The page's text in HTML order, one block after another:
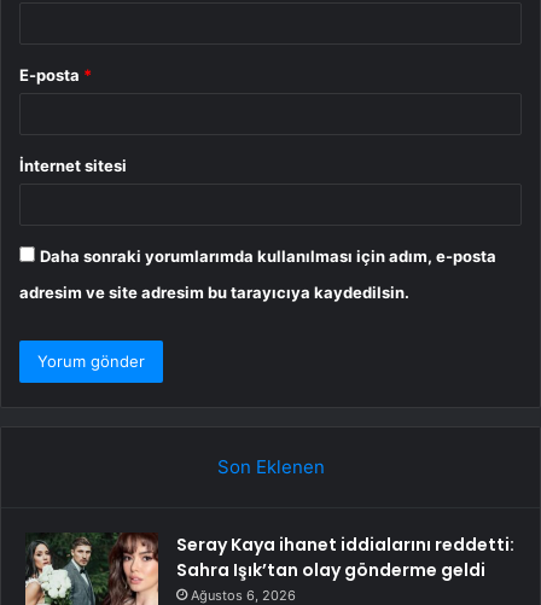
E-posta *
İnternet sitesi
Daha sonraki yorumlarımda kullanılması için adım, e-posta
adresim ve site adresim bu tarayıcıya kaydedilsin.
Son Eklenen
Seray Kaya ihanet iddialarını reddetti:
Sahra Işık’tan olay gönderme geldi
Ağustos 6, 2026